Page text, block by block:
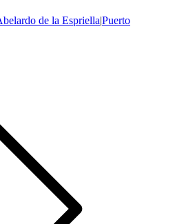
de la Espriella|Puerto